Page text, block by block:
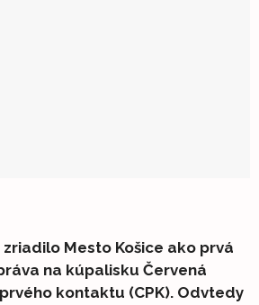
Mesto Košice ako prvá
na kúpalisku Červená
kontaktu (CPK). Odvtedy